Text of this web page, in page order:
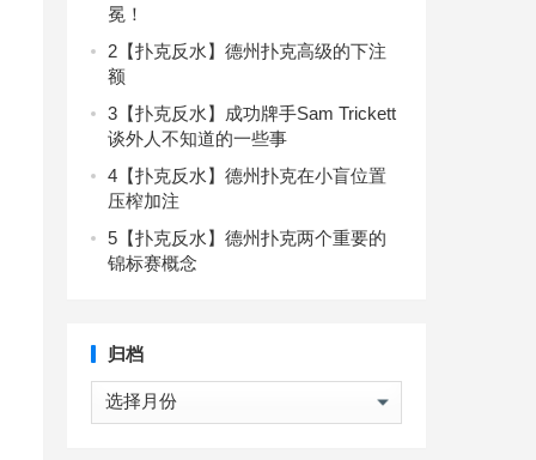
冕！
2 【扑克反水】德州扑克高级的下注
额
3 【扑克反水】成功牌手Sam Trickett
谈外人不知道的一些事
4 【扑克反水】德州扑克在小盲位置
压榨加注
5 【扑克反水】德州扑克两个重要的
锦标赛概念
归档
归